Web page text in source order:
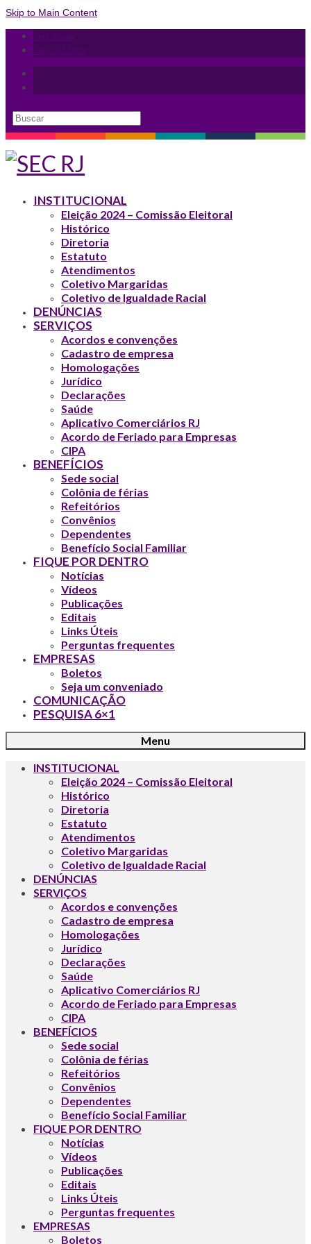
Skip to Main Content
Seja Sócio
Fale conosco
INSTITUCIONAL
Eleição 2024 – Comissão Eleitoral
Histórico
Diretoria
Estatuto
Atendimentos
Coletivo Margaridas
Coletivo de Igualdade Racial
DENÚNCIAS
SERVIÇOS
Acordos e convenções
Cadastro de empresa
Homologações
Jurídico
Declarações
Saúde
Aplicativo Comerciários RJ
Acordo de Feriado para Empresas
CIPA
BENEFÍCIOS
Sede social
Colônia de férias
Refeitórios
Convênios
Dependentes
Benefício Social Familiar
FIQUE POR DENTRO
Notícias
Vídeos
Publicações
Editais
Links Úteis
Perguntas frequentes
EMPRESAS
Boletos
Seja um conveniado
COMUNICAÇÃO
PESQUISA 6×1
Menu
INSTITUCIONAL
Eleição 2024 – Comissão Eleitoral
Histórico
Diretoria
Estatuto
Atendimentos
Coletivo Margaridas
Coletivo de Igualdade Racial
DENÚNCIAS
SERVIÇOS
Acordos e convenções
Cadastro de empresa
Homologações
Jurídico
Declarações
Saúde
Aplicativo Comerciários RJ
Acordo de Feriado para Empresas
CIPA
BENEFÍCIOS
Sede social
Colônia de férias
Refeitórios
Convênios
Dependentes
Benefício Social Familiar
FIQUE POR DENTRO
Notícias
Vídeos
Publicações
Editais
Links Úteis
Perguntas frequentes
EMPRESAS
Boletos